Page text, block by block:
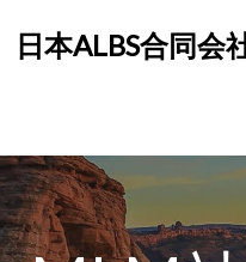
日本ALBS合同会